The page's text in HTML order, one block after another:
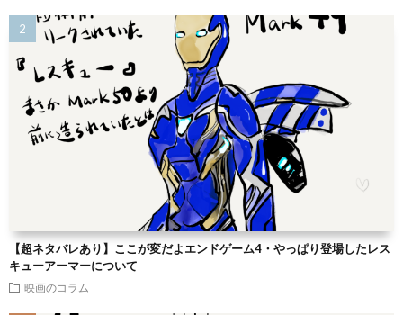
【超ネタバレあり】ここが変だよエンドゲーム4・やっぱり登場したレス
キューアーマーについて
映画のコラム